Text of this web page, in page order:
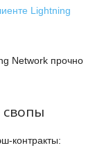
Lightning
Network прочно
контракты: